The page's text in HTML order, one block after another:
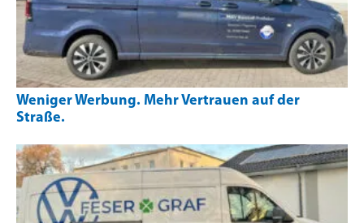
Weniger Werbung. Mehr Vertrauen auf der
Straße.